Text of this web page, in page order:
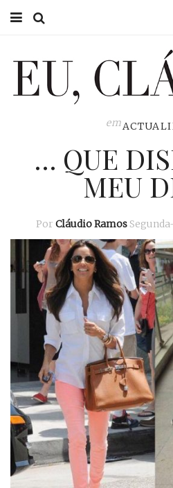
EU CLÁUDIO
em
… QUE
MEU
Por Cláudio Ramos